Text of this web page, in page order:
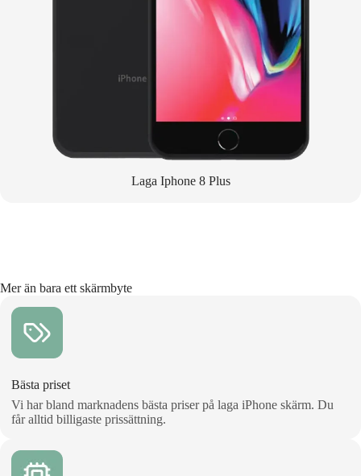
Laga Iphone 8 Plus
Mer än bara ett skärmbyte
Bästa priset
Vi har bland marknadens bästa priser på laga iPhone skärm. Du
får alltid billigaste prissättning.